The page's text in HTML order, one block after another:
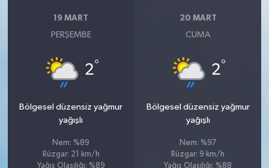
19 MART
PERŞEMBE
2°
Bölgesel düzensiz yağmur
yağışlı
Nem: %89
Rüzgar: 21 km/h
Yağış Olasılığı: %89
20 MART
CUMA
2°
Bölgesel düzensiz yağmur
yağışlı
Nem: %97
Rüzgar: 9 km/h
Yağış Olasılığı: %88